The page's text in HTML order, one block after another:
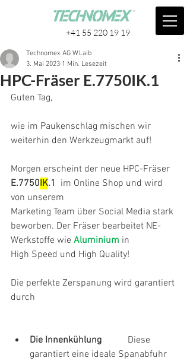
+41 55 220 19 19
​HPC-Fräser E.7750IK.1
Technomex AG W.Laib
3. Mai 2023 1 Min. Lesezeit
​Guten Tag,
wie im Paukenschlag mischen wir
weiterhin den Werkzeugmarkt auf!
Morgen erscheint der neue ​​HPC-Fräser
E.7750IK.1
  im Online Shop und wird
von unserem
Marketing Team über Social Media stark
beworben. Der Fräser bearbeitet NE-
Werkstoffe wie Aluminium in
High Speed und High Quality!
Die perfekte Zerspanung wird garantiert
durch
Die Innenkühlung
           Diese
garantiert eine ideale Spanabfuhr